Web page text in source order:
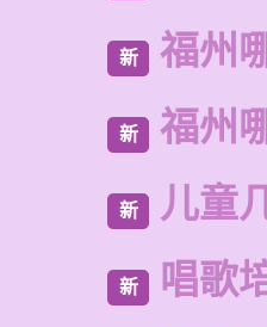
新 福州
新 福州
新 儿童
新 唱歌